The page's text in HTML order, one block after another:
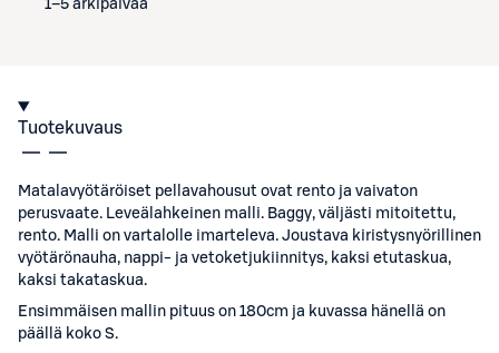
1–5 arkipäivää
Tuotekuvaus
Matalavyötäröiset pellavahousut ovat rento ja vaivaton
perusvaate. Leveälahkeinen malli. Baggy, väljästi mitoitettu,
rento. Malli on vartalolle imarteleva. Joustava kiristysnyörillinen
vyötärönauha, nappi- ja vetoketjukiinnitys, kaksi etutaskua,
kaksi takataskua.
Ensimmäisen mallin pituus on 180cm ja kuvassa hänellä on
päällä koko S.